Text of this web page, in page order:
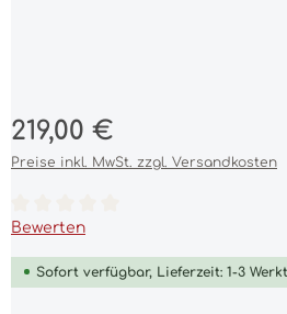
Regulärer Preis:
219,00 €
Preise inkl. MwSt. zzgl. Versandkosten
Durchschnittliche Bewertung von 0
Bewerten
Sofort verfügbar, Lieferzeit: 1-3